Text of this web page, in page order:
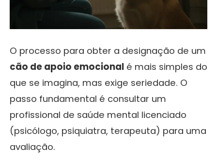
O processo para obter a designação de um
cão de apoio emocional é mais simples do
que se imagina, mas exige seriedade. O
passo fundamental é consultar um
profissional de saúde mental licenciado
(psicólogo, psiquiatra, terapeuta) para uma
avaliação.